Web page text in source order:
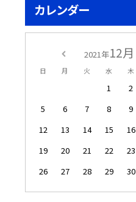
カレンダー
2021年12月
日 月 火 水 木
1 2
5
6 7 8 9
12
13 14 15 16
19
20 21 22 23
26
27 28 29 30